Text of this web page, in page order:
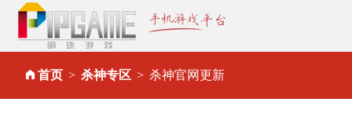
首页 杀神专区 杀神官网更新